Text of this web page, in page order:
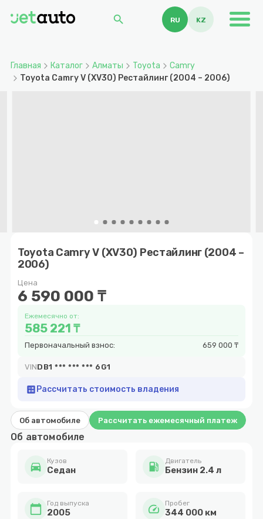
search RU KZ
Главная Каталог Алматы Toyota
Camry
Toyota Camry V (XV30) Рестайлинг (2004 – 2006)
Toyota Camry V (XV30) Рестайлинг (2004 –
2006)
Цена
6 590 000 ₸
Ежемесячно от:
585 221 ₸
Первоначальный взнос: 659 000 ₸
VINDB1 *** *** *** 6G1
calculate Рассчитать стоимость владения
Об автомобиле Рассчитать ежемесячный платеж
Об автомобиле
directions_car Кузов
Cедан local_gas_station Двигатель
Бензин 2.4 л
calendar_today Год выпуска
2005 speed Пробег
344 000 км